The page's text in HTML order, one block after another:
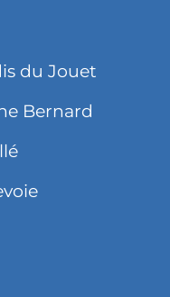
du Jouet
Bernard